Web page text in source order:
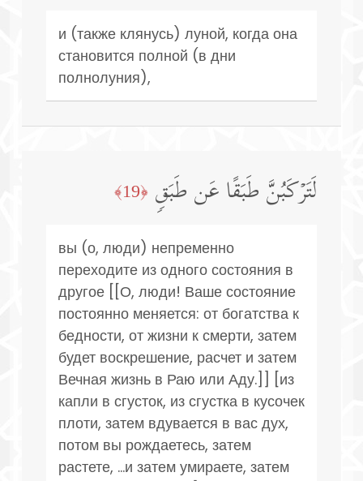
и (также клянусь) луной, когда она
становится полной (в дни
полнолуния),
لَتَرۡكَبُنَّ طَبَقًا عَن طَبَقࣲ ﴿19﴾
вы (о, люди) непременно
переходите из одного состояния в
другое [[О, люди! Ваше состояние
постоянно меняется: от богатства к
бедности, от жизни к смерти, затем
будет воскрешение, расчет и затем
Вечная жизнь в Раю или Аду.]] [из
капли в сгусток, из сгустка в кусочек
плоти, затем вдувается в вас дух,
потом вы рождаетесь, затем
растете, ...и затем умираете, затем